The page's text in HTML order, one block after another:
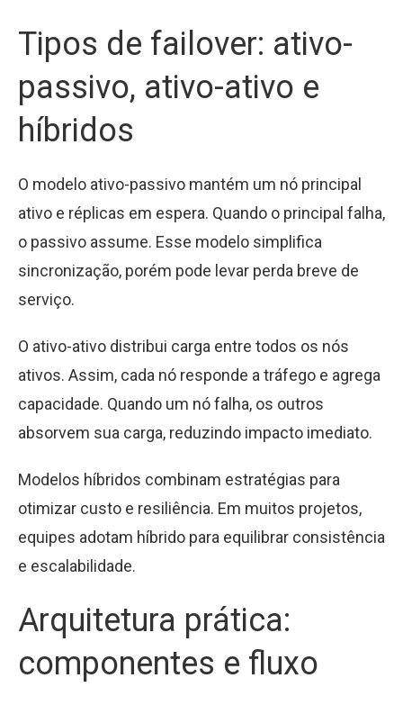
Tipos de failover: ativo-
passivo, ativo-ativo e
híbridos
O modelo ativo-passivo mantém um nó principal
ativo e réplicas em espera. Quando o principal falha,
o passivo assume. Esse modelo simplifica
sincronização, porém pode levar perda breve de
serviço.
O ativo-ativo distribui carga entre todos os nós
ativos. Assim, cada nó responde a tráfego e agrega
capacidade. Quando um nó falha, os outros
absorvem sua carga, reduzindo impacto imediato.
Modelos híbridos combinam estratégias para
otimizar custo e resiliência. Em muitos projetos,
equipes adotam híbrido para equilibrar consistência
e escalabilidade.
Arquitetura prática:
componentes e fluxo